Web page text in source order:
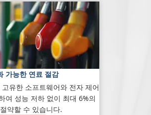
가능한 연료 절감
유한 소프트웨어와 전자 제어
여 성능 저하 없이 최대 6%의
약할 수 있습니다.